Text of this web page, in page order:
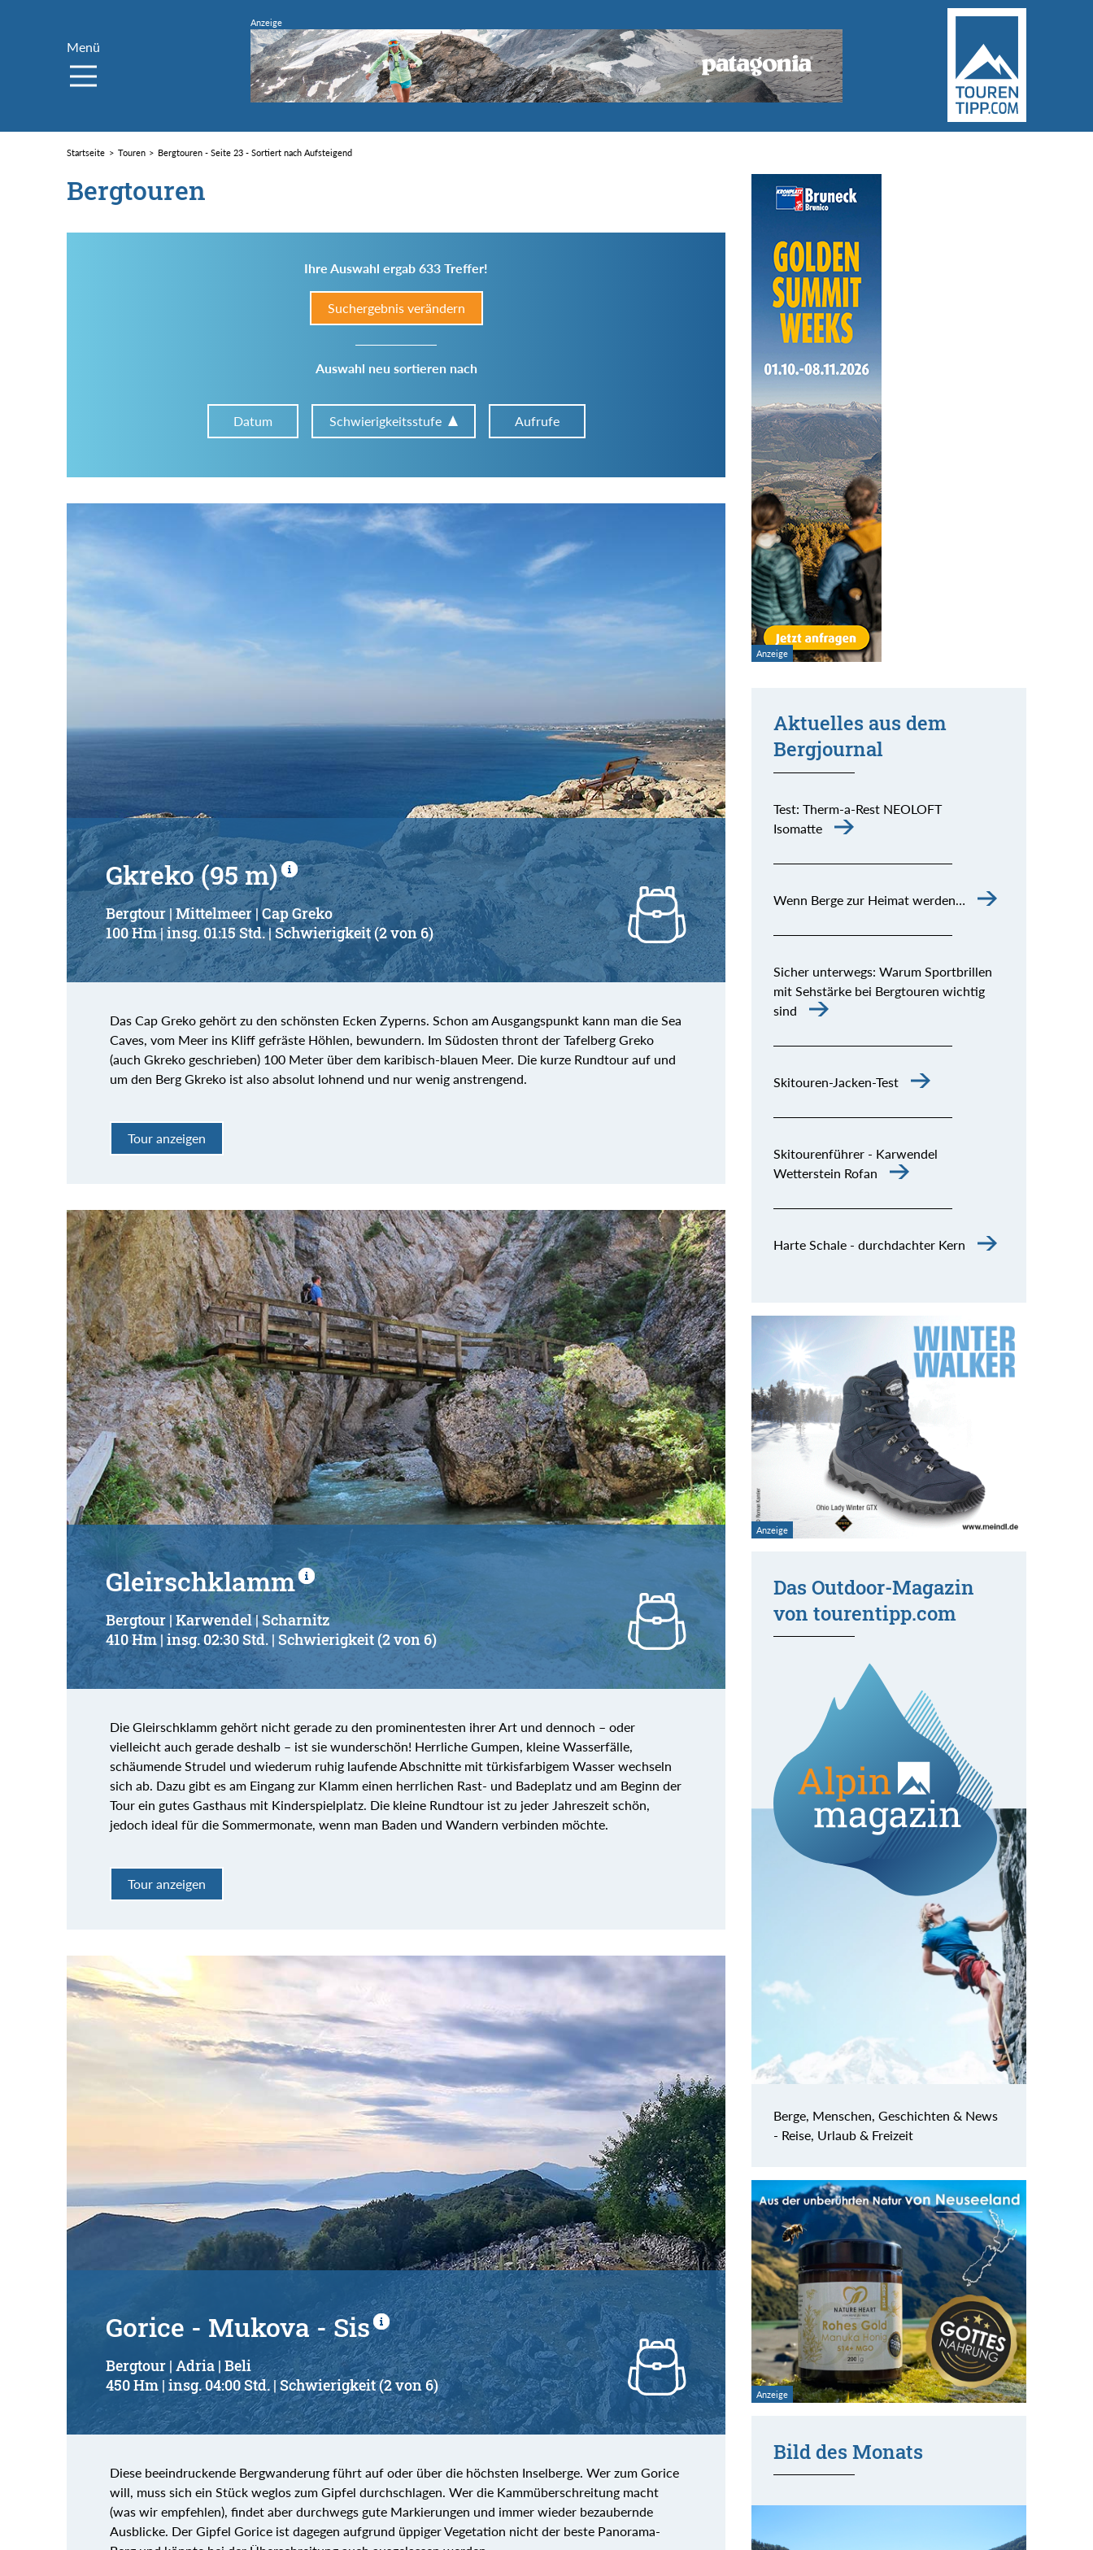
Menü
Startseite Touren Bergtouren - Seite 23 - Sortiert nach Aufsteigend
Bergtouren
Ihre Auswahl ergab 633 Treffer!
Suchergebnis verändern
Auswahl neu sortieren nach
Datum Schwierigkeitsstufe Aufrufe
Im Tourenarchiv suchen
Land:
von
bis
Gkreko (95 m)
Bergtour | Mittelmeer | Cap Greko
100 Hm | insg. 01:15 Std. | Schwierigkeit (2 von 6)
Das Cap Greko gehört zu den schönsten Ecken Zyperns. Schon am Ausgangspunkt kann man die Sea
Caves, vom Meer ins Kliff gefräste Höhlen, bewundern. Im Südosten thront der Tafelberg Greko
(auch Gkreko geschrieben) 100 Meter über dem karibisch-blauen Meer. Die kurze Rundtour auf und
um den Berg Gkreko ist also absolut lohnend und nur wenig anstrengend.
Tour anzeigen
Gleirschklamm
Bergtour | Karwendel | Scharnitz
410 Hm | insg. 02:30 Std. | Schwierigkeit (2 von 6)
Die Gleirschklamm gehört nicht gerade zu den prominentesten ihrer Art und dennoch – oder
vielleicht auch gerade deshalb – ist sie wunderschön! Herrliche Gumpen, kleine Wasserfälle,
schäumende Strudel und wiederum ruhig laufende Abschnitte mit türkisfarbigem Wasser wechseln
sich ab. Dazu gibt es am Eingang zur Klamm einen herrlichen Rast- und Badeplatz und am Beginn der
Tour ein gutes Gasthaus mit Kinderspielplatz. Die kleine Rundtour ist zu jeder Jahreszeit schön,
jedoch ideal für die Sommermonate, wenn man Baden und Wandern verbinden möchte.
Tour anzeigen
Gorice - Mukova - Sis
Bergtour | Adria | Beli
450 Hm | insg. 04:00 Std. | Schwierigkeit (2 von 6)
Diese beeindruckende Bergwanderung führt auf oder über die höchsten Inselberge. Wer zum Gorice
will, muss sich ein Stück weglos zum Gipfel durchschlagen. Wer die Kammüberschreitung macht
(was wir empfehlen), findet aber durchwegs gute Markierungen und immer wieder bezaubernde
Ausblicke. Der Gipfel Gorice ist dagegen aufgrund üppiger Vegetation nicht der beste Panorama-
Aktuelles aus dem
Bergjournal
Test: Therm-a-Rest NEOLOFT
Isomatte
Wenn Berge zur Heimat werden…
Sicher unterwegs: Warum Sportbrillen
mit Sehstärke bei Bergtouren wichtig
sind
Skitouren-Jacken-Test
Skitourenführer - Karwendel
Wetterstein Rofan
Harte Schale - durchdachter Kern
Das Outdoor-Magazin
von tourentipp.com
Berge, Menschen, Geschichten & News
- Reise, Urlaub & Freizeit
Bild des Monats